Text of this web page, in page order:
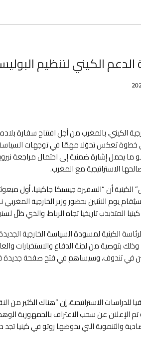
الكيني لتنظيم
الكيني، بالمغرب من أجل افتتاح سفارة بلاده
خطوة تعكس تحوّلا مهمّا في توجهات السياسة
ما يحمل إشارة ضمنية إلى احتمال مراجعة
الاستراتيجية مع المغرب.
أن “السفيرة جيسيكا جاكينيا، أول
يوم الاثنين بحضور وزير الخارجية المغربي
تاريخيا تجاه الرباط، والذي ظلّ
الكينية لمسودة السياسة الخارجية
بتوصية من لجنة الدفاع والاستخبارات
في تندوف، وسيساهم في فتح صفحة جديدة
للدراسات الاستراتيجية، إن “هناك الكثير من
تم الإعلان عن سحب الاعتراف بالجمهورية
والتنموية التي يخوضها روتو في كينيا